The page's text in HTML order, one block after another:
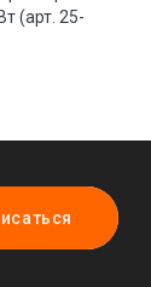
(арт. 25-